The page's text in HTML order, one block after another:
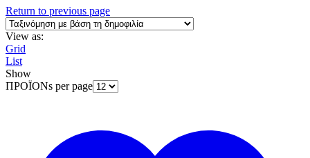
Return to previous page
View as:
Grid
List
Show
ΠΡΟΪΟΝs per page